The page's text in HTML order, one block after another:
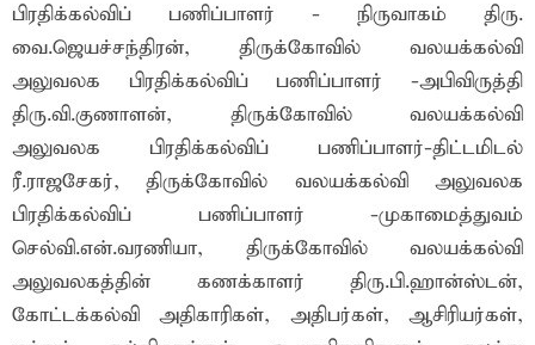
பிரதிக்கல்விப் பணிப்பாளர் - நிருவாகம் திரு.
வை.ஜெயச்சந்திரன், திருக்கோவில் வலயக்கல்வி
அலுவலக பிரதிக்கல்விப் பணிப்பாளர் -அபிவிருத்தி
திரு.வி.குணாளன், திருக்கோவில் வலயக்கல்வி
அலுவலக பிரதிக்கல்விப் பணிப்பாளர்-திட்டமிடல்
ரீ.ராஜசேகர், திருக்கோவில் வலயக்கல்வி அலுவலக
பிரதிக்கல்விப் பணிப்பாளர் -முகாமைத்துவம்
செல்வி.என்.வரணியா, திருக்கோவில் வலயக்கல்வி
அலுவலகத்தின் கணக்காளர் திரு.பி.ஹான்ஸ்டன்,
கோட்டக்கல்வி அதிகாரிகள், அதிபர்கள், ஆசிரியர்கள்,